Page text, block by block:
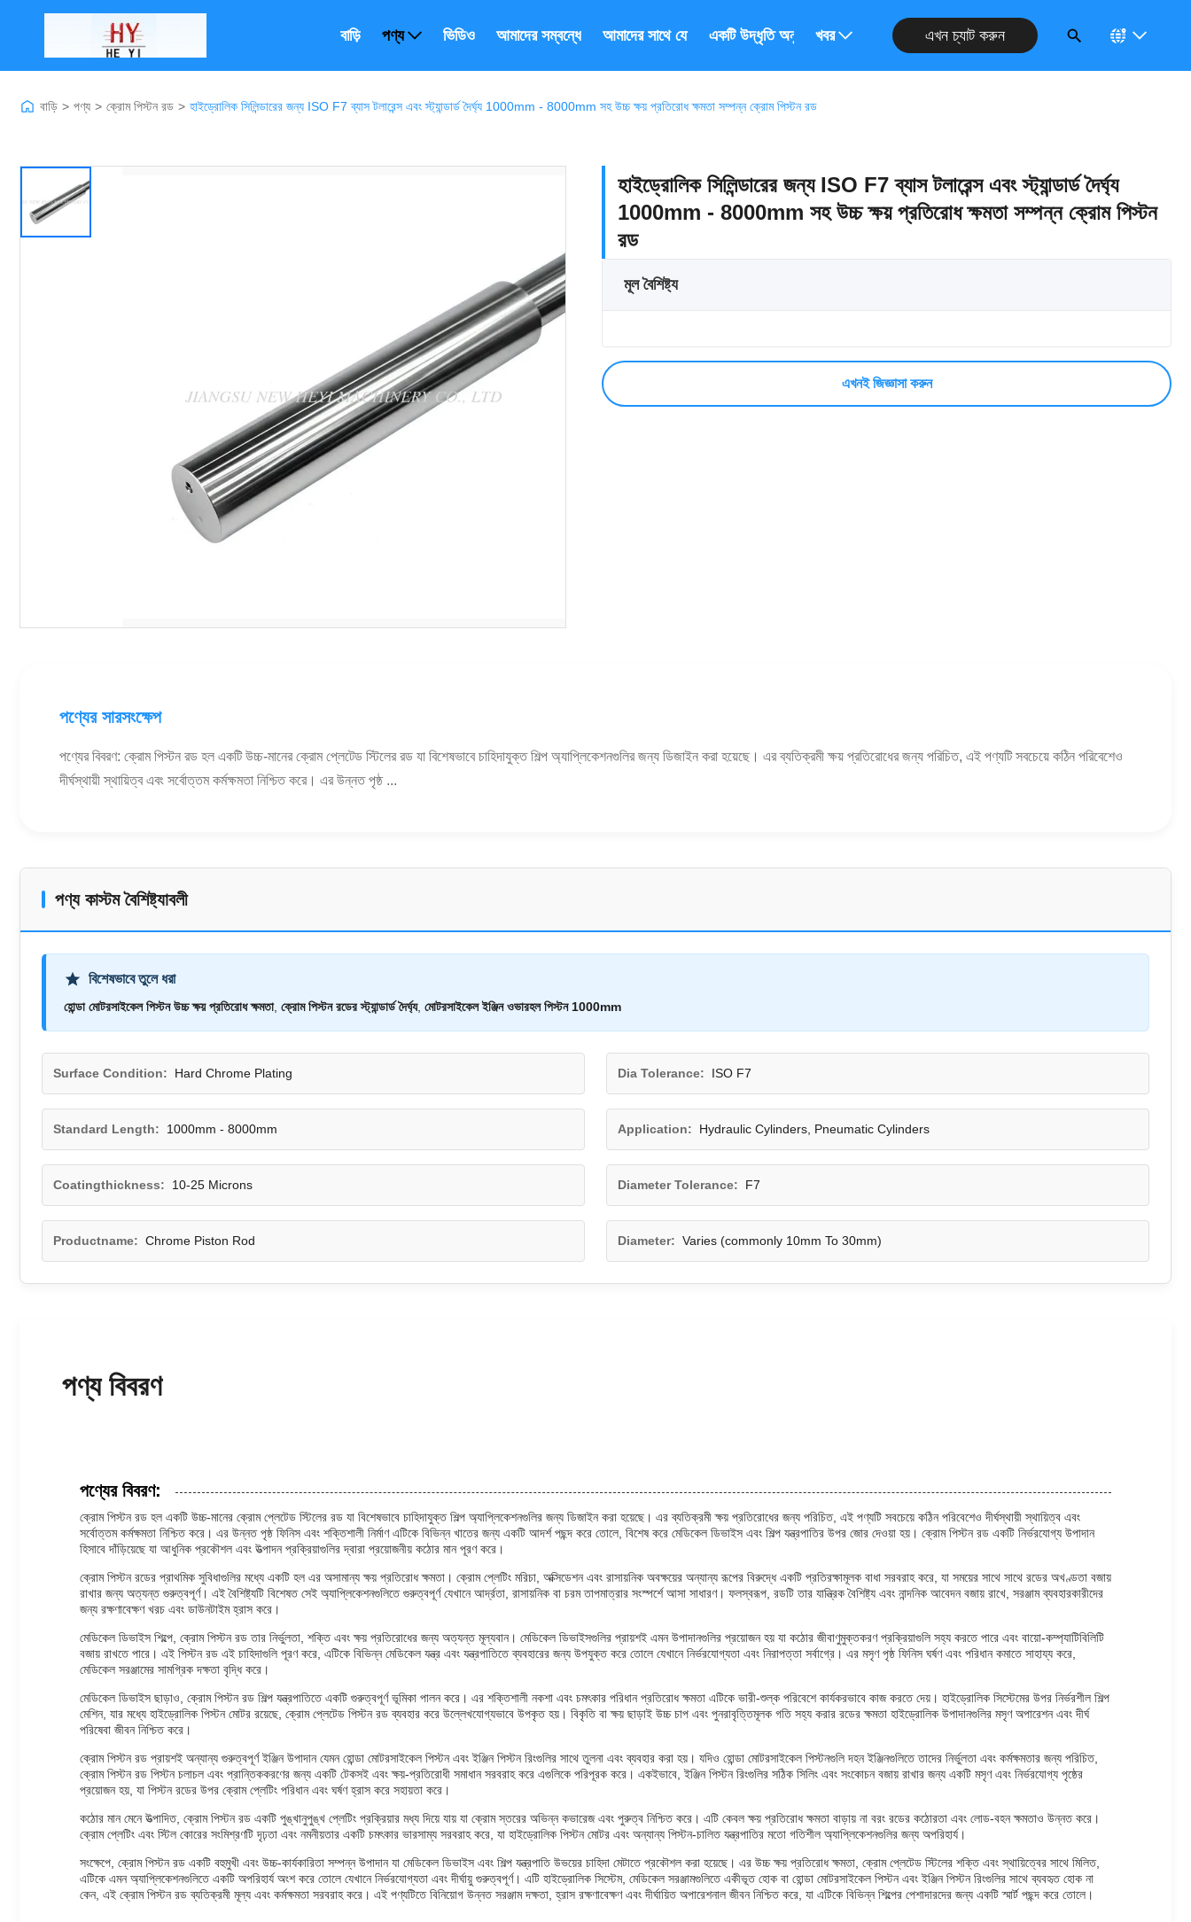
বাড়ি পণ্য ভিডিও আমাদের সম্বন্ধে আমাদের সাথে যোগাযোগ করুনএকটি উদ্ধৃতি অনুরোধ করুন
খবর এখন চ্যাট করুন
বাড়ি > পণ্য > ক্রোম পিস্টন রড > হাইড্রোলিক সিলিন্ডারের জন্য ISO F7 ব্যাস টলারেন্স এবং স্ট্যান্ডার্ড দৈর্ঘ্য 1000mm - 8000mm সহ উচ্চ ক্ষয় প্রতিরোধ ক্ষমতা সম্পন্ন ক্রোম পিস্টন রড
হাইড্রোলিক সিলিন্ডারের জন্য ISO F7 ব্যাস টলারেন্স এবং স্ট্যান্ডার্ড দৈর্ঘ্য
1000mm - 8000mm সহ উচ্চ ক্ষয় প্রতিরোধ ক্ষমতা সম্পন্ন ক্রোম পিস্টন
রড
মূল বৈশিষ্ট্য
এখনই জিজ্ঞাসা করুন
পণ্যের সারসংক্ষেপ
পণ্যের বিবরণ: ক্রোম পিস্টন রড হল একটি উচ্চ-মানের ক্রোম প্লেটেড স্টিলের রড যা বিশেষভাবে চাহিদাযুক্ত শিল্প অ্যাপ্লিকেশনগুলির জন্য ডিজাইন করা হয়েছে। এর ব্যতিক্রমী ক্ষয় প্রতিরোধের জন্য পরিচিত, এই পণ্যটি সবচেয়ে কঠিন পরিবেশেও
দীর্ঘস্থায়ী স্থায়িত্ব এবং সর্বোত্তম কর্মক্ষমতা নিশ্চিত করে। এর উন্নত পৃষ্ঠ ...
পণ্য কাস্টম বৈশিষ্ট্যাবলী
বিশেষভাবে তুলে ধরা
হোন্ডা মোটরসাইকেল পিস্টন উচ্চ ক্ষয় প্রতিরোধ ক্ষমতা, ক্রোম পিস্টন রডের স্ট্যান্ডার্ড দৈর্ঘ্য, মোটরসাইকেল ইঞ্জিন ওভারহল পিস্টন 1000mm
Surface Condition: Hard Chrome Plating Dia Tolerance: ISO F7
Standard Length: 1000mm - 8000mm Application: Hydraulic Cylinders, Pneumatic Cylinders
Coatingthickness: 10-25 Microns Diameter Tolerance: F7
Productname: Chrome Piston Rod Diameter: Varies (commonly 10mm To 30mm)
পণ্য বিবরণ
পণ্যের বিবরণ:
ক্রোম পিস্টন রড হল একটি উচ্চ-মানের ক্রোম প্লেটেড স্টিলের রড যা বিশেষভাবে চাহিদাযুক্ত শিল্প অ্যাপ্লিকেশনগুলির জন্য ডিজাইন করা হয়েছে। এর ব্যতিক্রমী ক্ষয় প্রতিরোধের জন্য পরিচিত, এই পণ্যটি সবচেয়ে কঠিন পরিবেশেও দীর্ঘস্থায়ী স্থায়িত্ব এবং
সর্বোত্তম কর্মক্ষমতা নিশ্চিত করে। এর উন্নত পৃষ্ঠ ফিনিস এবং শক্তিশালী নির্মাণ এটিকে বিভিন্ন খাতের জন্য একটি আদর্শ পছন্দ করে তোলে, বিশেষ করে মেডিকেল ডিভাইস এবং শিল্প যন্ত্রপাতির উপর জোর দেওয়া হয়। ক্রোম পিস্টন রড একটি নির্ভরযোগ্য উপাদান
হিসাবে দাঁড়িয়েছে যা আধুনিক প্রকৌশল এবং উত্পাদন প্রক্রিয়াগুলির দ্বারা প্রয়োজনীয় কঠোর মান পূরণ করে।
ক্রোম পিস্টন রডের প্রাথমিক সুবিধাগুলির মধ্যে একটি হল এর অসামান্য ক্ষয় প্রতিরোধ ক্ষমতা। ক্রোম প্লেটিং মরিচা, অক্সিডেশন এবং রাসায়নিক অবক্ষয়ের অন্যান্য রূপের বিরুদ্ধে একটি প্রতিরক্ষামূলক বাধা সরবরাহ করে, যা সময়ের সাথে সাথে রডের অখণ্ডতা বজায়
রাখার জন্য অত্যন্ত গুরুত্বপূর্ণ। এই বৈশিষ্ট্যটি বিশেষত সেই অ্যাপ্লিকেশনগুলিতে গুরুত্বপূর্ণ যেখানে আর্দ্রতা, রাসায়নিক বা চরম তাপমাত্রার সংস্পর্শে আসা সাধারণ। ফলস্বরূপ, রডটি তার যান্ত্রিক বৈশিষ্ট্য এবং নান্দনিক আবেদন বজায় রাখে, সরঞ্জাম ব্যবহারকারীদের
জন্য রক্ষণাবেক্ষণ খরচ এবং ডাউনটাইম হ্রাস করে।
মেডিকেল ডিভাইস শিল্পে, ক্রোম পিস্টন রড তার নির্ভুলতা, শক্তি এবং ক্ষয় প্রতিরোধের জন্য অত্যন্ত মূল্যবান। মেডিকেল ডিভাইসগুলির প্রায়শই এমন উপাদানগুলির প্রয়োজন হয় যা কঠোর জীবাণুমুক্তকরণ প্রক্রিয়াগুলি সহ্য করতে পারে এবং বায়ো-কম্প্যাটিবিলিটি
বজায় রাখতে পারে। এই পিস্টন রড এই চাহিদাগুলি পূরণ করে, এটিকে বিভিন্ন মেডিকেল যন্ত্র এবং যন্ত্রপাতিতে ব্যবহারের জন্য উপযুক্ত করে তোলে যেখানে নির্ভরযোগ্যতা এবং নিরাপত্তা সর্বাগ্রে। এর মসৃণ পৃষ্ঠ ফিনিস ঘর্ষণ এবং পরিধান কমাতে সাহায্য করে,
মেডিকেল সরঞ্জামের সামগ্রিক দক্ষতা বৃদ্ধি করে।
মেডিকেল ডিভাইস ছাড়াও, ক্রোম পিস্টন রড শিল্প যন্ত্রপাতিতে একটি গুরুত্বপূর্ণ ভূমিকা পালন করে। এর শক্তিশালী নকশা এবং চমৎকার পরিধান প্রতিরোধ ক্ষমতা এটিকে ভারী-শুল্ক পরিবেশে কার্যকরভাবে কাজ করতে দেয়। হাইড্রোলিক সিস্টেমের উপর নির্ভরশীল শিল্প
মেশিন, যার মধ্যে হাইড্রোলিক পিস্টন মোটর রয়েছে, ক্রোম প্লেটেড পিস্টন রড ব্যবহার করে উল্লেখযোগ্যভাবে উপকৃত হয়। বিকৃতি বা ক্ষয় ছাড়াই উচ্চ চাপ এবং পুনরাবৃত্তিমূলক গতি সহ্য করার রডের ক্ষমতা হাইড্রোলিক উপাদানগুলির মসৃণ অপারেশন এবং দীর্ঘ
পরিষেবা জীবন নিশ্চিত করে।
ক্রোম পিস্টন রড প্রায়শই অন্যান্য গুরুত্বপূর্ণ ইঞ্জিন উপাদান যেমন হোন্ডা মোটরসাইকেল পিস্টন এবং ইঞ্জিন পিস্টন রিংগুলির সাথে তুলনা এবং ব্যবহার করা হয়। যদিও হোন্ডা মোটরসাইকেল পিস্টনগুলি দহন ইঞ্জিনগুলিতে তাদের নির্ভুলতা এবং কর্মক্ষমতার জন্য পরিচিত,
ক্রোম পিস্টন রড পিস্টন চলাচল এবং প্রান্তিককরণের জন্য একটি টেকসই এবং ক্ষয়-প্রতিরোধী সমাধান সরবরাহ করে এগুলিকে পরিপূরক করে। একইভাবে, ইঞ্জিন পিস্টন রিংগুলির সঠিক সিলিং এবং সংকোচন বজায় রাখার জন্য একটি মসৃণ এবং নির্ভরযোগ্য পৃষ্ঠের
প্রয়োজন হয়, যা পিস্টন রডের উপর ক্রোম প্লেটিং পরিধান এবং ঘর্ষণ হ্রাস করে সহায়তা করে।
কঠোর মান মেনে উত্পাদিত, ক্রোম পিস্টন রড একটি পুঙ্খানুপুঙ্খ প্লেটিং প্রক্রিয়ার মধ্য দিয়ে যায় যা ক্রোম স্তরের অভিন্ন কভারেজ এবং পুরুত্ব নিশ্চিত করে। এটি কেবল ক্ষয় প্রতিরোধ ক্ষমতা বাড়ায় না বরং রডের কঠোরতা এবং লোড-বহন ক্ষমতাও উন্নত করে।
ক্রোম প্লেটিং এবং স্টিল কোরের সংমিশ্রণটি দৃঢ়তা এবং নমনীয়তার একটি চমৎকার ভারসাম্য সরবরাহ করে, যা হাইড্রোলিক পিস্টন মোটর এবং অন্যান্য পিস্টন-চালিত যন্ত্রপাতির মতো গতিশীল অ্যাপ্লিকেশনগুলির জন্য অপরিহার্য।
সংক্ষেপে, ক্রোম পিস্টন রড একটি বহুমুখী এবং উচ্চ-কার্যকারিতা সম্পন্ন উপাদান যা মেডিকেল ডিভাইস এবং শিল্প যন্ত্রপাতি উভয়ের চাহিদা মেটাতে প্রকৌশল করা হয়েছে। এর উচ্চ ক্ষয় প্রতিরোধ ক্ষমতা, ক্রোম প্লেটেড স্টিলের শক্তি এবং স্থায়িত্বের সাথে মিলিত,
এটিকে এমন অ্যাপ্লিকেশনগুলিতে একটি অপরিহার্য অংশ করে তোলে যেখানে নির্ভরযোগ্যতা এবং দীর্ঘায়ু গুরুত্বপূর্ণ। এটি হাইড্রোলিক সিস্টেম, মেডিকেল সরঞ্জামগুলিতে একীভূত হোক বা হোন্ডা মোটরসাইকেল পিস্টন এবং ইঞ্জিন পিস্টন রিংগুলির সাথে ব্যবহৃত হোক না
কেন, এই ক্রোম পিস্টন রড ব্যতিক্রমী মূল্য এবং কর্মক্ষমতা সরবরাহ করে। এই পণ্যটিতে বিনিয়োগ উন্নত সরঞ্জাম দক্ষতা, হ্রাস রক্ষণাবেক্ষণ এবং দীর্ঘায়িত অপারেশনাল জীবন নিশ্চিত করে, যা এটিকে বিভিন্ন শিল্পের পেশাদারদের জন্য একটি স্মার্ট পছন্দ করে তোলে।